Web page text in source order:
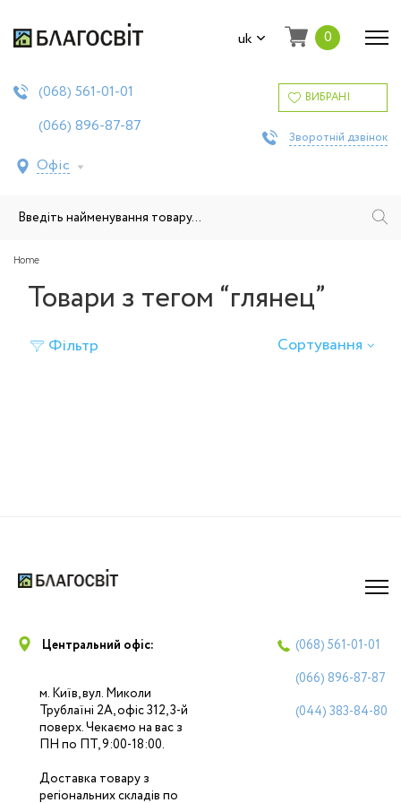
uk 0
(068) 561-01-01
(066) 896-87-87
Офіс
ВИБРАНІ
Зворотній дзвінок
Home
Товари з тегом “глянец”
Фільтр Сортування
Центральний офіс:
м. Київ, вул. Миколи
Трублаїні 2А, офіс 312, 3-й
поверх. Чекаємо на вас з
ПН по ПТ, 9:00-18:00.
Доставка товару з
регіональних складів по
(068) 561-01-01
(066) 896-87-87
(044) 383-84-80